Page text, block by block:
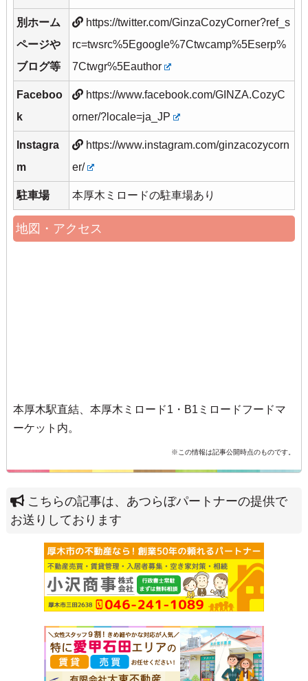
別ホーム
ページや
ブログ等
https://twitter.com/GinzaCozyCorner?ref_s
rc=twsrc%5Egoogle%7Ctwcamp%5Eserp%
7Ctwgr%5Eauthor
Faceboo
k
https://www.facebook.com/GINZA.CozyC
orner/?locale=ja_JP
Instagra
m
https://www.instagram.com/ginzacozycorn
er/
駐車場 本厚木ミロードの駐車場あり
地図・アクセス
本厚木駅直結、本厚木ミロード1・B1ミロードフードマ
ーケット内。
※この情報は記事公開時点のものです。
こちらの記事は、あつらぼパートナーの提供で
お送りしております